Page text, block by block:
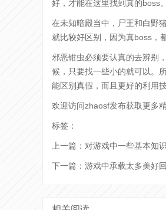
好，才能在这里找到真的boss。
在未知暗殿当中，尸王和白野
就比较好区别，因为真boss，
邪恶钳虫必须要认真的去辨别
候，只要找一些小的就可以。
能区别真假，而且更好的利用
欢迎访问zhaosf发布获取更多
标签：
上一篇： 对游戏中一些基本知
下一篇： 游戏中承载太多美好